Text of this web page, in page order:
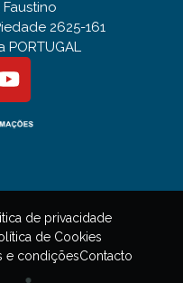
2625-161
PORTUGAL
de privacidade
de Cookies
e condiçõesContacto